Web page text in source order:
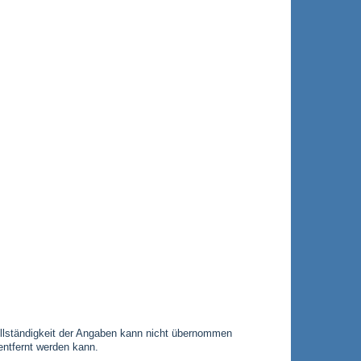
der Angaben kann nicht übernommen
werden kann.